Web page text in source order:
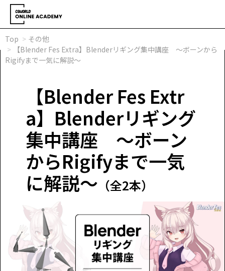
Top
その他
【Blender Fes Extra】Blenderリギング集中講座 ～ボーンから
Rigifyまで一気に解説～
【Blender Fes Extr
a】Blenderリギング
集中講座 ～ボーン
からRigifyまで一気
に解説～ （全2本）